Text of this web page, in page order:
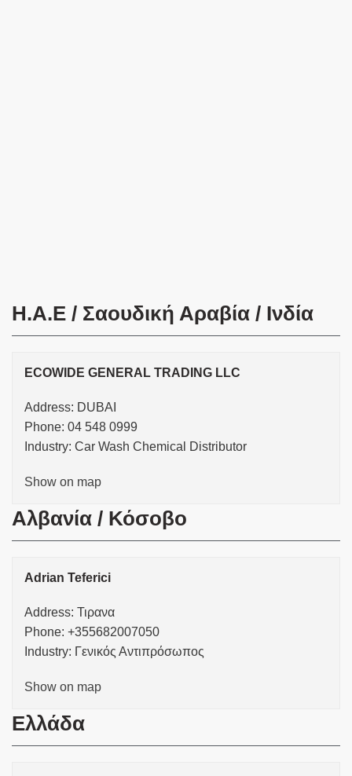
H.A.E / Σαουδική Αραβία / Ινδία
ECOWIDE GENERAL TRADING LLC
Address: DUBAI
Phone: 04 548 0999
Industry: Car Wash Chemical Distributor
Show on map
Αλβανία / Κόσοβο
Adrian Teferici
Address: Τιρανα
Phone: +355682007050
Industry: Γενικός Αντιπρόσωπος
Show on map
Ελλάδα